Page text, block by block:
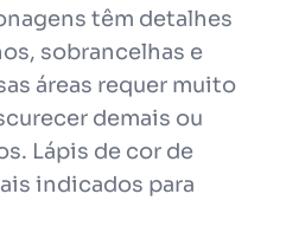
têm detalhes
sobrancelhas e
áreas requer muito
demais ou
Lápis de cor de
indicados para